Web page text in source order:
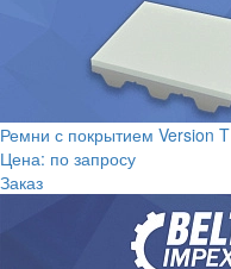
Ремни с покрытием Version T
Цена: по запросу
Заказ